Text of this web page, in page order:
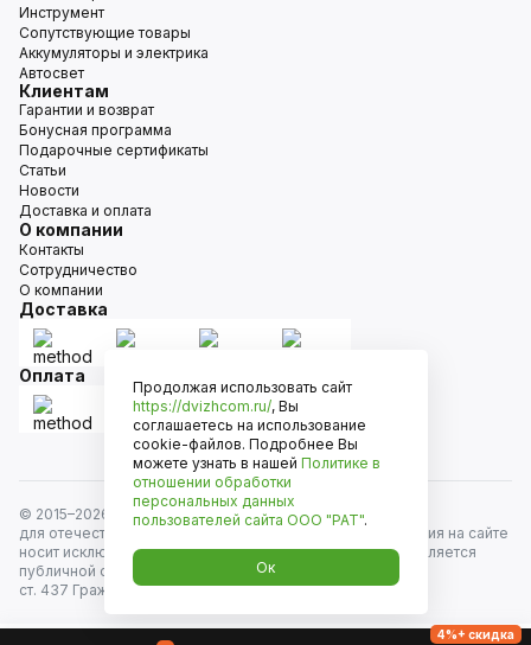
Инструмент
Сопутствующие товары
Аккумуляторы и электрика
Автосвет
Клиентам
Гарантии и возврат
Бонусная программа
Подарочные сертификаты
Статьи
Новости
Доставка и оплата
О компании
Контакты
Сотрудничество
О компании
Доставка
Оплата
© 2015–2026
Движком — сеть магазинов автозапчастей
для отечественных автомобилей и иномарок. Информация на сайте
носит исключительно информационный характер и не является
публичной офертой, определяемой положениями
ст. 437 Гражданского кодекса РФ. Все права защищены.
4%+ скидка
Продолжая использовать сайт
https://dvizhcom.ru/, Вы
соглашаетесь на использование
cookie-файлов. Подробнее Вы
можете узнать в нашей Политике в
отношении обработки
персональных данных
пользователей сайта ООО "РАТ".
Ок